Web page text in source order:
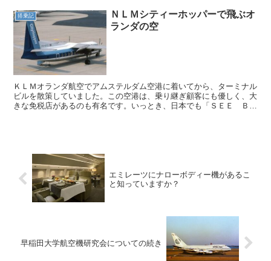
搭乗記
ＮＬＭシティーホッパーで飛ぶオ
ランダの空
ＫＬＭオランダ航空でアムステルダム空港に着いてから、ターミナル
ビルを散策していました。この空港は、乗り継ぎ顧客にも優しく、大
きな免税店があるのも有名です。いっとき、日本でも「ＳＥＥ ＢＵ
エミレーツにナローボディー機があるこ
と知っていますか？
早稲田大学航空機研究会についての続き